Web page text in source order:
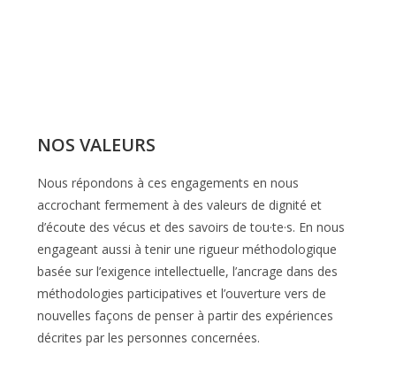
NOS VALEURS
Nous répondons à ces engagements en nous
accrochant fermement à des valeurs de dignité et
d’écoute des vécus et des savoirs de tou·te·s. En nous
engageant aussi à tenir une rigueur méthodologique
basée sur l’exigence intellectuelle, l’ancrage dans des
méthodologies participatives et l’ouverture vers de
nouvelles façons de penser à partir des expériences
décrites par les personnes concernées.